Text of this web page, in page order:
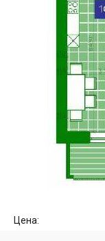
Цена: